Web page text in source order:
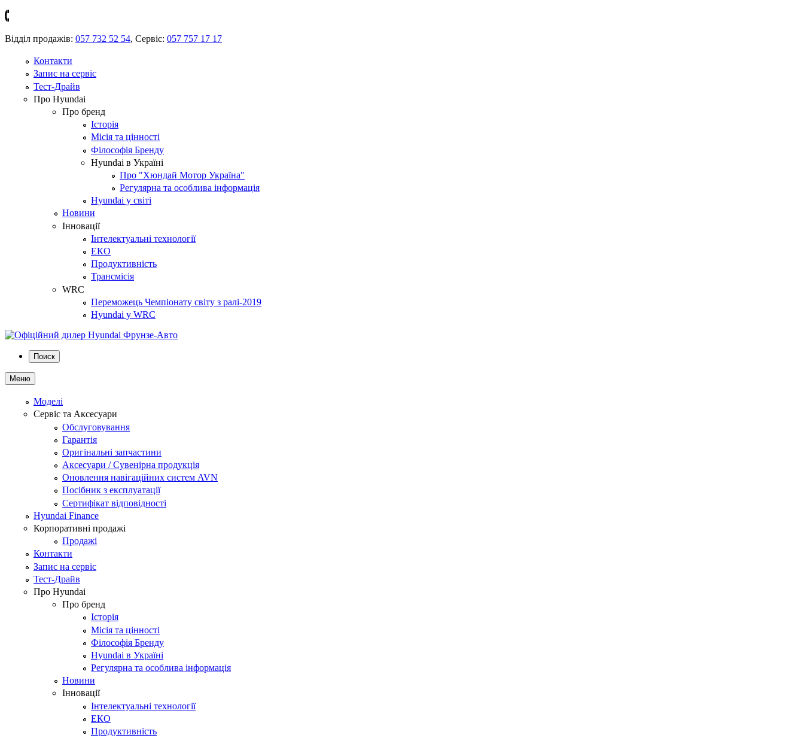
Відділ продажів: 057 732 52 54, Сервіс: 057 757 17 17
Контакти
Запис на сервіс
Тест-Драйв
Про Hyundai
Про бренд
Історія
Місія та цінності
Філософія Бренду
Hyundai в Україні
Про "Хюндай Мотор Україна"
Регулярна та особлива інформація
Hyundai у світі
Новини
Інновації
Інтелектуальні технології
ЕКО
Продуктивність
Трансмісія
WRC
Переможець Чемпіонату світу з ралі-2019
Hyundai у WRC
Поиск
Меню
Моделі
Сервіс та Аксесуари
Обслуговування
Гарантія
Оригінальні запчастини
Аксесуари / Сувенірна продукція
Оновлення навігаційних систем AVN
Посібник з експлуатації
Сертифікат відповідності
Hyundai Finance
Корпоративні продажі
Продажі
Контакти
Запис на сервіс
Тест-Драйв
Про Hyundai
Про бренд
Історія
Місія та цінності
Філософія Бренду
Hyundai в Україні
Регулярна та особлива інформація
Новини
Інновації
Інтелектуальні технології
ЕКО
Продуктивність